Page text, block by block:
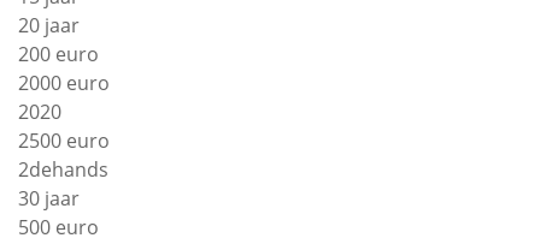
20 jaar
200 euro
2000 euro
2020
2500 euro
2dehands
30 jaar
500 euro